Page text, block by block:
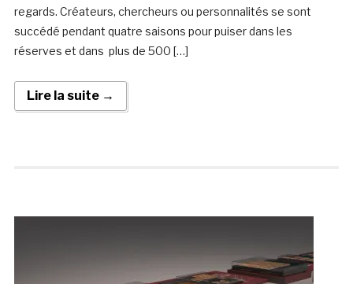
regards. Créateurs, chercheurs ou personnalités se sont
succédé pendant quatre saisons pour puiser dans les
réserves et dans plus de 500 […]
Lire la suite →